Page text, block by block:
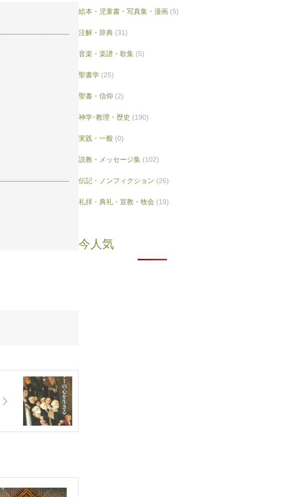
絵本・児童書・写真集・漫画 (5)
注解・辞典 (31)
音楽・楽譜・歌集 (5)
聖書学 (25)
聖書・信仰 (2)
神学･教理・歴史 (190)
実践・一般 (0)
説教・メッセージ集 (102)
伝記・ノンフィクション (26)
礼拝・典礼・宣教・牧会 (19)
今人気